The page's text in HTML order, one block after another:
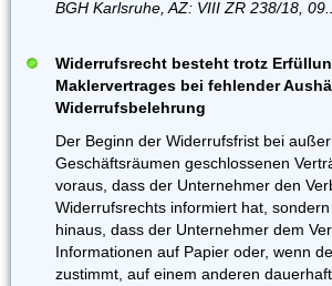
BGH Karlsruhe, AZ: VIII ZR 238/18,
Widerrufsrecht besteht trotz
Maklervertrages bei fehlender
Widerrufsbelehrung
Der Beginn der Widerrufsfrist bei
Geschäftsräumen geschlossenen
voraus, dass der Unternehmer den
Widerrufsrechts informiert hat,
hinaus, dass der Unternehmer dem
Informationen auf Papier oder, wenn
zustimmt, auf einem anderen